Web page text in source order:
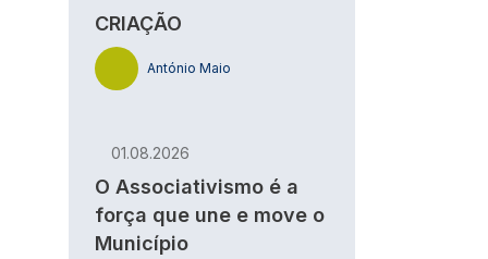
CRIAÇÃO
António Maio
01.08.2026
O Associativismo é a
força que une e move o
Município